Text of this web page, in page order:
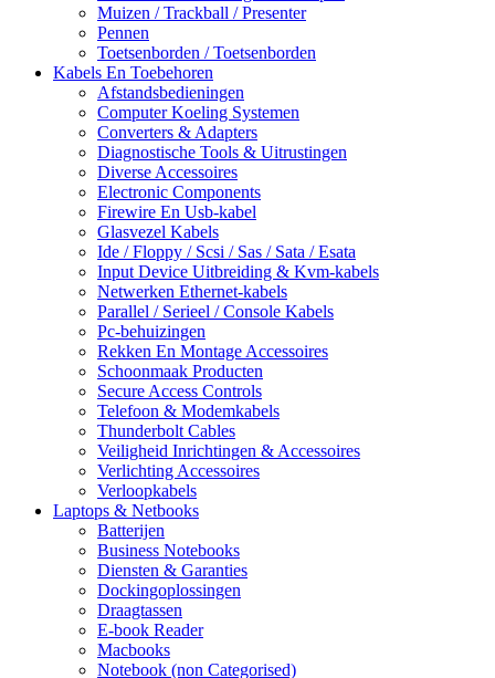
Muizen / Trackball / Presenter
Pennen
Toetsenborden / Toetsenborden
Kabels En Toebehoren
Afstandsbedieningen
Computer Koeling Systemen
Converters & Adapters
Diagnostische Tools & Uitrustingen
Diverse Accessoires
Electronic Components
Firewire En Usb-kabel
Glasvezel Kabels
Ide / Floppy / Scsi / Sas / Sata / Esata
Input Device Uitbreiding & Kvm-kabels
Netwerken Ethernet-kabels
Parallel / Serieel / Console Kabels
Pc-behuizingen
Rekken En Montage Accessoires
Schoonmaak Producten
Secure Access Controls
Telefoon & Modemkabels
Thunderbolt Cables
Veiligheid Inrichtingen & Accessoires
Verlichting Accessoires
Verloopkabels
Laptops & Netbooks
Batterijen
Business Notebooks
Diensten & Garanties
Dockingoplossingen
Draagtassen
E-book Reader
Macbooks
Notebook (non Categorised)